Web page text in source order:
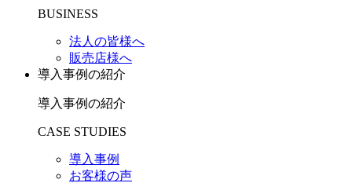
BUSINESS
法人の皆様へ
販売店様へ
導入事例の紹介
導入事例の紹介
CASE STUDIES
導入事例
お客様の声